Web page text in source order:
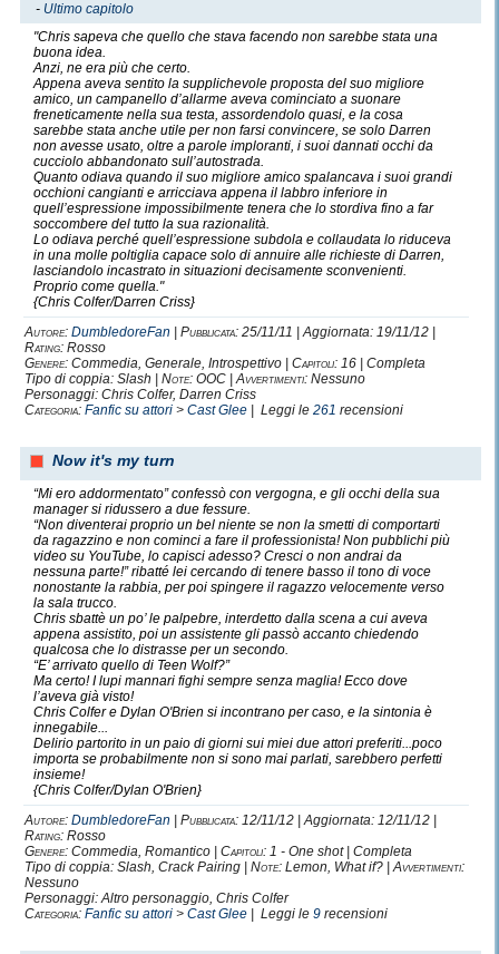
Ah, altrettanto ovviamente, due persone così
assurdamente perfette
devono,DEVONO, stare insieme.
CrissColfer is on, bitches!
Harry Potter's World.
Sono unaSerpe verdeconvinta e orgogliosa.
Ho fatto della filosofiaSlytherinla mia vita.
Perchè sono convinta, che tutto venga meglio, se si fa un
po' più...
allaSerpeverde.
Purtroppo, alla parola Serpeverde, sono sempre associati
aggettivi non molto gradevoli,
i quali "stronzo", "bastardo", "crudele", "antipatico",
"arrivista".
Non che non lo siamo, eh xD
Ma il problema è che noi non siamosolo questo!
Tutti hanno i propri difetti, noi li accettiamo e non li
nascondiamo, al contrario cerchiamo
di utilizzarli quando è giusto, quando ci conviene. La
cosa che veramente ci frega,
è che noi abbiamo tutte quelle qualità, che con le scelte
sbagliate, possono esseredisastrose.
Ma non tutti fanno scelte sbagliate.
Basterebbe solo che, per un attimo, vi soffermaste a
riflettere, e a capire.
Capire che non tutti i Serpeverde sono Lord Voldemort.
Capire che anche noi sappiamo esserefedeli,
determinati, costanti, brillanti, intelligenti, astuti,
spensierati, liberi, anticonformisti, unici.
Capire chesiamo i migliori.
- Ultimo capitolo
"Chris sapeva che quello che stava facendo non sarebbe stata una
buona idea.
Anzi, ne era più che certo.
Appena aveva sentito la supplichevole proposta del suo migliore
amico, un campanello d’allarme aveva cominciato a suonare
freneticamente nella sua testa, assordendolo quasi, e la cosa
sarebbe stata anche utile per non farsi convincere, se solo Darren
non avesse usato, oltre a parole imploranti, i suoi dannati occhi da
cucciolo abbandonato sull’autostrada.
Quanto odiava quando il suo migliore amico spalancava i suoi grandi
occhioni cangianti e arricciava appena il labbro inferiore in
quell’espressione impossibilmente tenera che lo stordiva fino a far
soccombere del tutto la sua razionalità.
Lo odiava perché quell’espressione subdola e collaudata lo riduceva
in una molle poltiglia capace solo di annuire alle richieste di Darren,
lasciandolo incastrato in situazioni decisamente sconvenienti.
Proprio come quella."
{Chris Colfer/Darren Criss}
Autore: DumbledoreFan Pubblicata: 25/11/11 | Aggiornata: 19/11/12 |
Rating: Rosso
Genere: Commedia, Generale, Introspettivo | Capitoli: 16 | Completa
Tipo di coppia: Slash | Note: OOC |Avvertimenti: Nessuno
Personaggi: Chris Colfer, Darren Criss
Categoria: Fanfic su attori > Cast Glee | Leggi le 261 recensioni
Now it's my turn
“Mi ero addormentato” confessò con vergogna, e gli occhi della sua
manager si ridussero a due fessure.
“Non diventerai proprio un bel niente se non la smetti di comportarti
da ragazzino e non cominci a fare il professionista! Non pubblichi più
video su YouTube, lo capisci adesso? Cresci o non andrai da
nessuna parte!” ribatté lei cercando di tenere basso il tono di voce
nonostante la rabbia, per poi spingere il ragazzo velocemente verso
la sala trucco.
Chris sbattè un po’ le palpebre, interdetto dalla scena a cui aveva
appena assistito, poi un assistente gli passò accanto chiedendo
qualcosa che lo distrasse per un secondo.
“E’ arrivato quello di Teen Wolf?”
Ma certo! I lupi mannari fighi sempre senza maglia! Ecco dove
l’aveva già visto!
Chris Colfer e Dylan O'Brien si incontrano per caso, e la sintonia è
innegabile...
Delirio partorito in un paio di giorni sui miei due attori preferiti...poco
importa se probabilmente non si sono mai parlati, sarebbero perfetti
insieme!
{Chris Colfer/Dylan O'Brien}
Autore: DumbledoreFan Pubblicata: 12/11/12 | Aggiornata: 12/11/12 |
Rating: Rosso
Genere: Commedia, Romantico | Capitoli: 1 - One shot | Completa
Tipo di coppia: Slash, Crack Pairing | Note: Lemon, What if? |Avvertimenti:
Nessuno
Personaggi: Altro personaggio, Chris Colfer
Categoria: Fanfic su attori > Cast Glee | Leggi le 9 recensioni